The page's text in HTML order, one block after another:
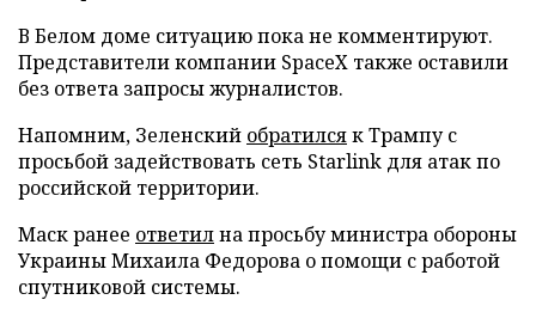
В Белом доме ситуацию пока не комментируют.
Представители компании SpaceX также оставили
без ответа запросы журналистов.
Напомним, Зеленский обратилсяк Трампу с
просьбой задействовать сеть Starlink для атак по
российской территории.
Маск ранее ответилна просьбу министра обороны
Украины Михаила Федорова о помощи с работой
спутниковой системы.